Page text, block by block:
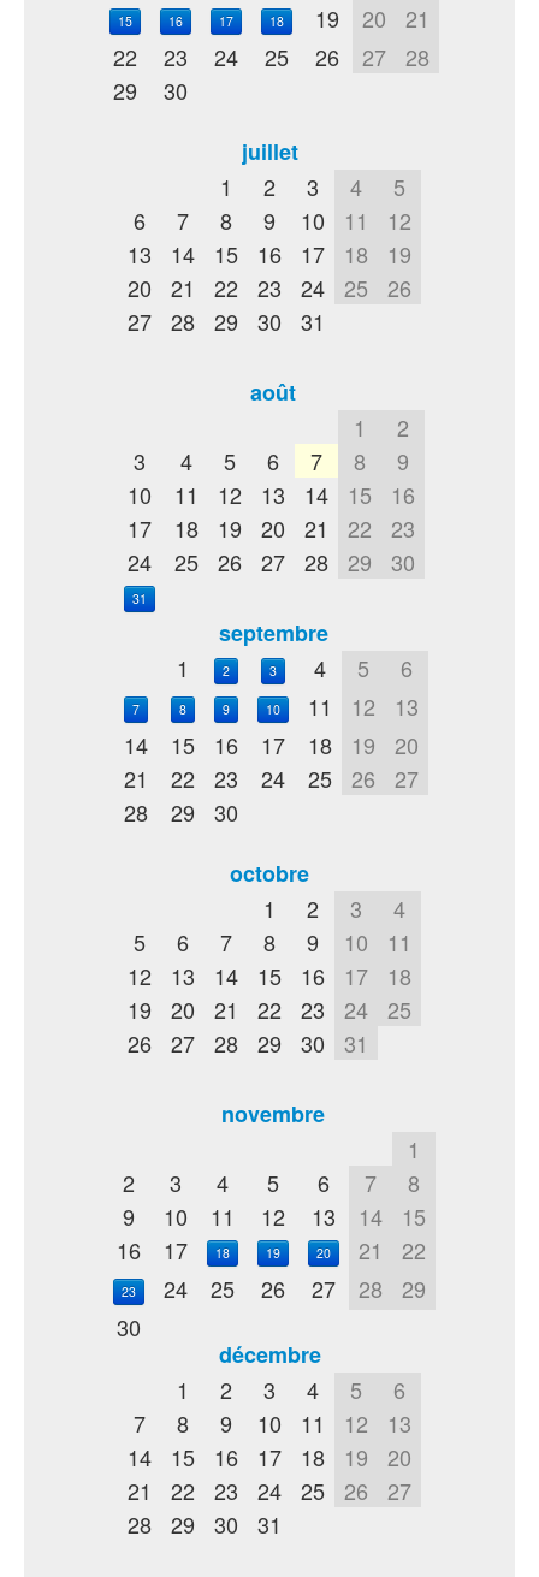
15 16 17 18 19 20
21
22
23 24 25 26 27
28
29
30
juillet
1
2 3 4
5
6
7 8 9 10 11
12
13
14 15 16 17 18
19
20
21 22 23 24 25
26
27
28 29 30 31
août
1
2
3
4 5 6 7 8
9
10
11 12 13 14 15
16
17
18 19 20 21 22
23
24
25 26 27 28 29 30
31
septembre
1
2 3 4 5 6
7 8 9 10 11 12
13
14
15 16 17 18 19
20
21
22 23 24 25 26
27
28
29
30
octobre
1
2 3
4
5
6 7 8 9 10
11
12
13 14 15 16 17
18
19
20 21 22 23 24
25
26
27 28 29 30 31
novembre
1
2
3 4 5 6 7
8
9
10 11 12 13 14
15
16
17 18 19 20 21 22
23 24 25 26 27 28
29
30
décembre
1
2 3 4 5
6
7
8 9 10 11 12
13
14
15 16 17 18 19
20
21
22 23 24 25 26
27
28
29 30 31